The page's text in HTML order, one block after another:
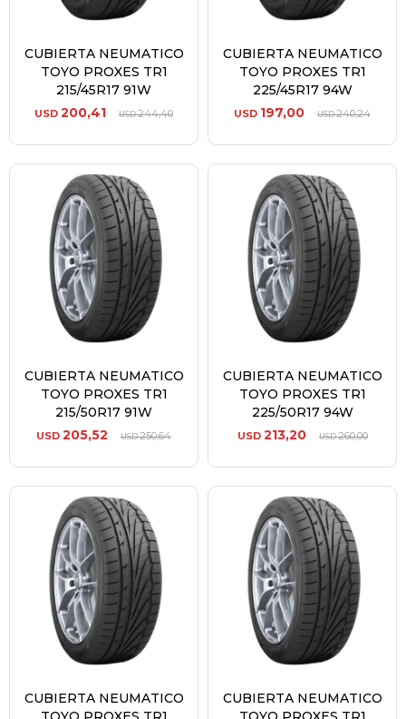
CUBIERTA NEUMATICO
TOYO PROXES TR1
215/45R17 91W
USD 200,41 USD244,40
CUBIERTA NEUMATICO
TOYO PROXES TR1
225/45R17 94W
USD 197,00 USD240,24
CUBIERTA NEUMATICO
TOYO PROXES TR1
215/50R17 91W
USD 205,52 USD250,64
CUBIERTA NEUMATICO
TOYO PROXES TR1
225/50R17 94W
USD 213,20 USD260,00
CUBIERTA NEUMATICO
CUBIERTA NEUMATICO